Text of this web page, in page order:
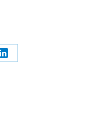
Share